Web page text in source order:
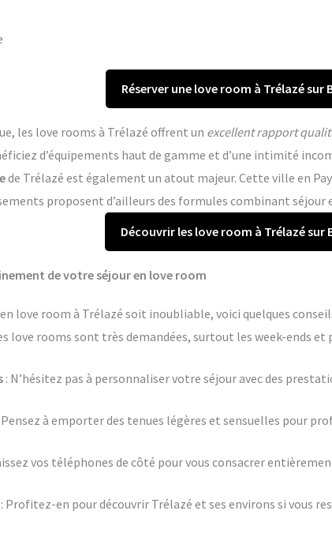
Réserver une love room à Trélazé sur
les love rooms à Trélazé offrent un excellent rapport
d’équipements haut de gamme et d’une intimité
de Trélazé est également un atout majeur. Cette ville en
proposent d’ailleurs des formules combinant
Découvrir les love room à Trélazé sur
de votre séjour en love room
love room à Trélazé soit inoubliable, voici quelques
love rooms sont très demandées, surtout les week-ends et
: N’hésitez pas à personnaliser votre séjour avec des
à emporter des tenues légères et sensuelles pour
vos téléphones de côté pour vous consacrer
Profitez-en pour découvrir Trélazé et ses environs si vous